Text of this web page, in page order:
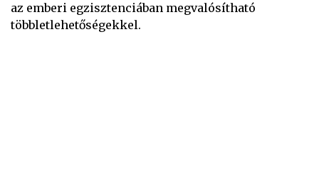
az emberi egzisztenciában megvalósítható
többletlehetőségekkel.